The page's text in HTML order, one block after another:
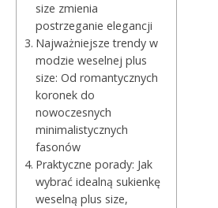
size zmienia
postrzeganie elegancji
Najważniejsze trendy w
modzie weselnej plus
size: Od romantycznych
koronek do
nowoczesnych
minimalistycznych
fasonów
Praktyczne porady: Jak
wybrać idealną sukienkę
weselną plus size,